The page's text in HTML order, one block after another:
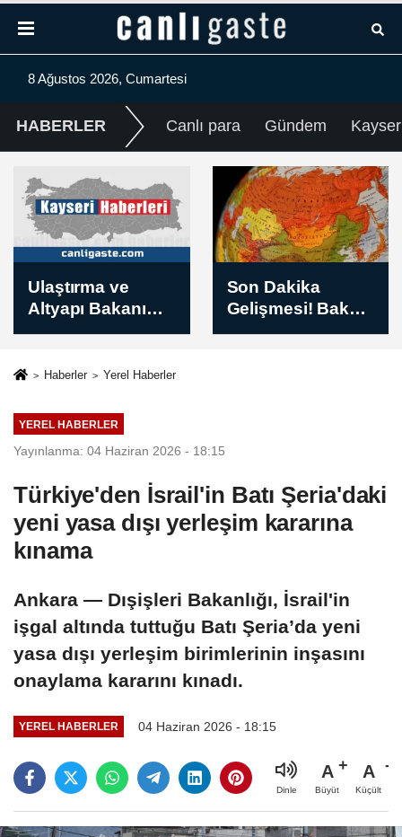
8 Ağustos 2026, Cumartesi
HABERLER Canlı para Gündem
Son Dakika
Gelişmesi! Bakan
Fidan: “(Rusya-
Yıpratma cephe
yıpratmaya
dönüştüğü
zaman konu
millet olarak var
olup olmamaya
gelir. Elinizdeki en
son imkan neyse
Fenerbahçe'de
Sturm Graz maçı
hazırlıkları devam
Haberler Yerel Haberler
YEREL HABERLER
Yayınlanma: 04 Haziran 2026 - 18:15
Türkiye'den İsrail'in Batı Şeria'daki
yeni yasa dışı yerleşim kararına
kınama
Ankara — Dışişleri Bakanlığı, İsrail'in
işgal altında tuttuğu Batı Şeria’da yeni
yasa dışı yerleşim birimlerinin inşasını
onaylama kararını kınadı.
YEREL HABERLER 04 Haziran 2026 - 18:15
Dinle
A
Büyüt
A
Küçült